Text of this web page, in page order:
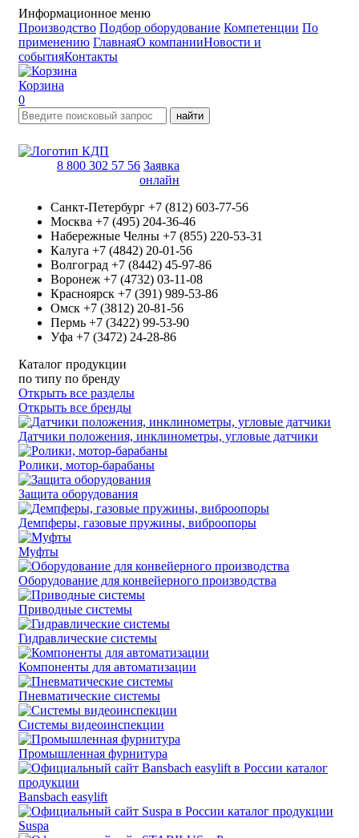
Информационное меню
Производство Подбор оборудование Компетенции По
применению ГлавнаяО компанииНовости и
событияКонтакты
Корзина
0
найти
8 800 302 57 56 Заявка
онлайн
Санкт-Петербург +7 (812) 603-77-56
Москва +7 (495) 204-36-46
Набережные Челны +7 (855) 220-53-31
Калуга +7 (4842) 20-01-56
Волгоград +7 (8442) 45-97-86
Воронеж +7 (4732) 03-11-08
Красноярск +7 (391) 989-53-86
Омск +7 (3812) 20-81-56
Пермь +7 (3422) 99-53-90
Уфа +7 (3472) 24-28-86
Каталог продукции
по типу по бренду
Открыть все разделы
Открыть все бренды
Датчики положения, инклинометры, угловые датчики
Ролики, мотор-барабаны
Защита оборудования
Демпферы, газовые пружины, виброопоры
Муфты
Оборудование для конвейерного производства
Приводные системы
Гидравлические системы
Компоненты для автоматизации
Пневматические системы
Системы видеоинспекции
Промышленная фурнитура
Bansbach easylift
Suspa